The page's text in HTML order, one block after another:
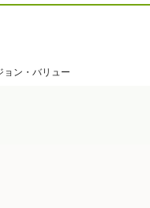
ョン・バリュー